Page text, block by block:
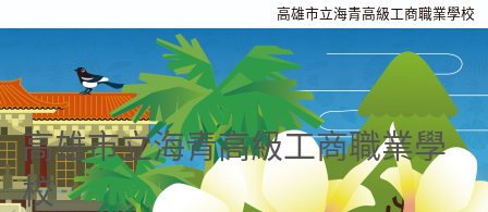
高雄市立海青高級工商職業學校
高雄市立海青高級工商職業學
校